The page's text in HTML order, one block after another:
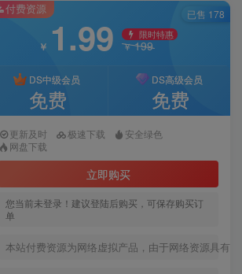
付费资源
￥ 1.99 限时特惠
￥199
DS中级会员
免费
DS高级会员
免费
更新及时 极速下载
安全绿色
网盘下载
立即购买
您当前未登录！建议登陆后购买，可保存购买订
单
本站付费资源为网络虚拟产品，由于网络资源具有
已售 178